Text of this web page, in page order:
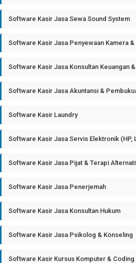
Software Kasir Jasa Sewa Sound System
Software Kasir Jasa Penyewaan Kamera &
Software Kasir Jasa Konsultan Keuangan
Software Kasir Jasa Akuntansi &
Software Kasir Laundry
Software Kasir Jasa Servis Elektronik (HP,
Software Kasir Jasa Pijat & Terapi
Software Kasir Jasa Penerjemah
Software Kasir Jasa Konsultan Hukum
Software Kasir Jasa Psikolog & Konseling
Software Kasir Kursus Komputer & Coding